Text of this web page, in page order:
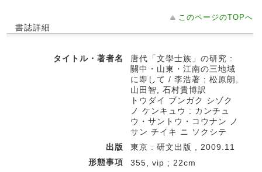
このページのTOPへ
書誌詳細
タイトル・著者名
唐代「文學士族」の研究 :
關中・山東・江南の三地域
に即して / 李浩著 ; 松原朗,
山田智, 石村貴博訳
トウダイ ブンガク シゾク
ノ ケンキュウ : カンチュ
ウ・サントウ・コウナン ノ
サン チイキ ニ ソクシテ
出版
東京 : 研文出版 , 2009.11
形態事項
355, vip ; 22cm